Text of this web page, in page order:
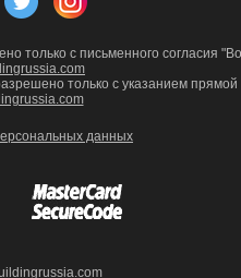
только с письменного согласия
только с указанием прямой
данных